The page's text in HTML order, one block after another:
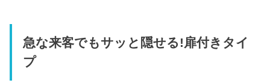
急な来客でもサッと隠せる!扉付きタイ
プ